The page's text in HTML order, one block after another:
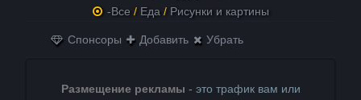
-Все / Еда / Рисунки и картины
Спонсоры Добавить Убрать
Размещение рекламы - это трафик вам или